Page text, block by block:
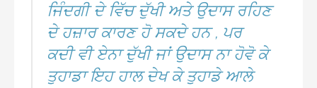
ਜਿੰਦਗੀ ਦੇ ਵਿੱਚ ਦੁੱਖੀ ਅਤੇ ਉਦਾਸ ਰਹਿਣ
ਦੇ ਹਜ਼ਾਰ ਕਾਰਣ ਹੋ ਸਕਦੇ ਹਨ , ਪਰ
ਕਦੀ ਵੀ ਏਨਾ ਦੁੱਖੀ ਜਾਂ ਉਦਾਸ ਨਾ ਹੋਵੋ ਕੇ
ਤੁਹਾਡਾ ਇਹ ਹਾਲ ਦੇਖ ਕੇ ਤੁਹਾਡੇ ਆਲੇ